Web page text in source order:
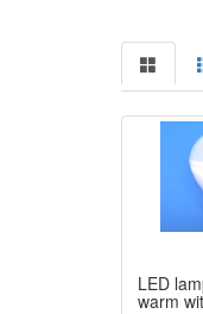
LED
warm wit